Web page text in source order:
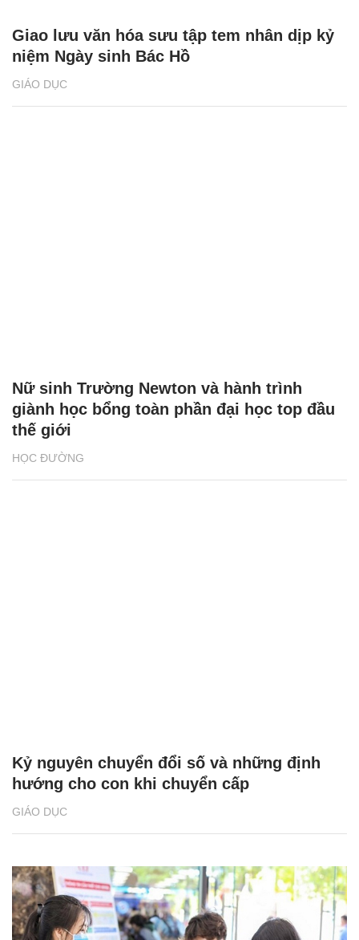
GIÁO DỤC
Giao lưu văn hóa sưu tập tem nhân dịp kỷ
niệm Ngày sinh Bác Hồ
HỌC ĐƯỜNG
Nữ sinh Trường Newton và hành trình
giành học bổng toàn phần đại học top đầu
thế giới
GIÁO DỤC
Kỷ nguyên chuyển đổi số và những định
hướng cho con khi chuyển cấp